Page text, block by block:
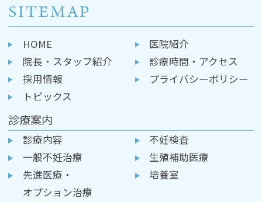
SITEMAP
HOME
医院紹介
院長・スタッフ紹介
診療時間・アクセス
採用情報
プライバシーポリシー
トピックス
診療案内
診療内容
不妊検査
一般不妊治療
生殖補助医療
先進医療・
オプション治療
培養室